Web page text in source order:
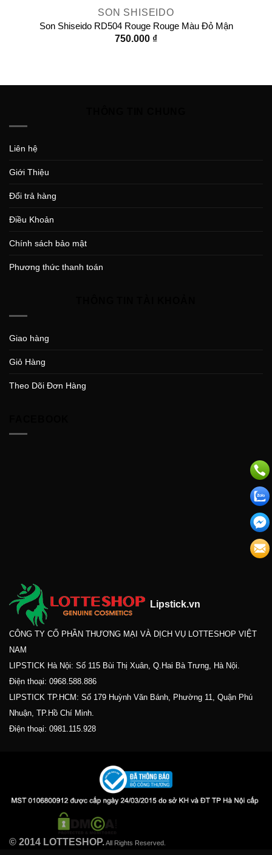
SON SHISEIDO
Son Shiseido RD504 Rouge Rouge Màu Đỏ Mận
750.000 ₫
Liên hệ
Giới Thiệu
Đổi trả hàng
Điều Khoản
Chính sách bảo mật
Phương thức thanh toán
Giao hàng
Giỏ Hàng
Theo Dõi Đơn Hàng
Lipstick.vn
CÔNG TY CỔ PHẦN THƯƠNG MẠI VÀ DỊCH VỤ LOTTESHOP VIỆT
NAM
LIPSTICK Hà Nội: Số 115 Bùi Thị Xuân, Q.Hai Bà Trưng, Hà Nội.
Điện thoại: 0968.588.886
LIPSTICK TP.HCM: Số 179 Huỳnh Văn Bánh, Phường 11, Quận Phú
Nhuận, TP.Hồ Chí Minh.
Điện thoại: 0981.115.928
© 2014 LOTTESHOP.All Rights Reserved.